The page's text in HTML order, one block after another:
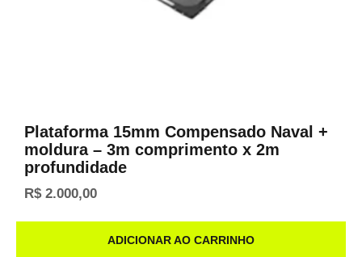
Plataforma 15mm Compensado Naval +
moldura – 3m comprimento x 2m
profundidade
R$2.000,00
ADICIONAR AO CARRINHO